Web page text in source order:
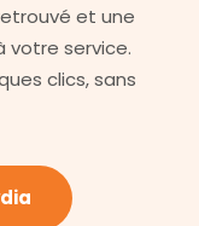
et une
votre service.
clics, sans